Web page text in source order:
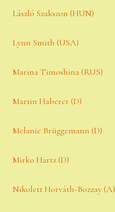
László Szakszon (HUN)
Lynn Smith (USA)
Marina Timoshina (RUS)
Martin Haberer (D)
Melanie Brüggemann (D)
Mirko Hartz (D)
Nikolett Horváth-Bozzay (A)